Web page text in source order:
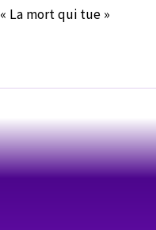
« La mort qui tue »